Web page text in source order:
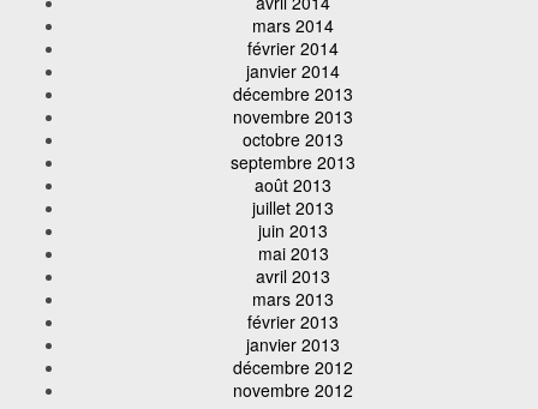
mars 2014
février 2014
janvier 2014
décembre 2013
novembre 2013
octobre 2013
septembre 2013
août 2013
juillet 2013
juin 2013
mai 2013
avril 2013
mars 2013
février 2013
janvier 2013
décembre 2012
novembre 2012